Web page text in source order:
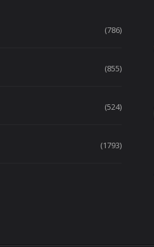
(786)
(855)
(524)
(1793)